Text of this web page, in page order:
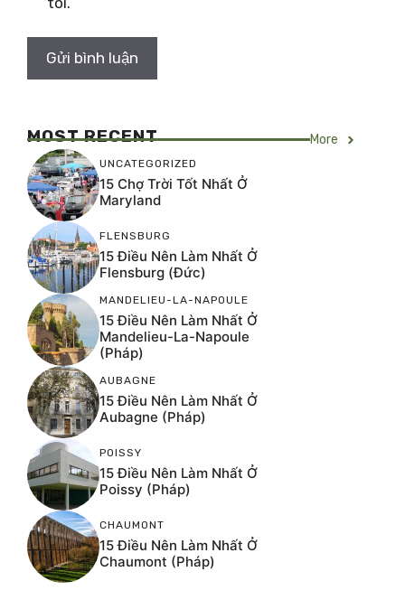
MOST RECENT More
UNCATEGORIZED
15 Chợ Trời Tốt Nhất Ở
Maryland
FLENSBURG
15 Điều Nên Làm Nhất Ở
Flensburg (Đức)
MANDELIEU-LA-NAPOULE
15 Điều Nên Làm Nhất Ở
Mandelieu-La-Napoule
(Pháp)
AUBAGNE
15 Điều Nên Làm Nhất Ở
Aubagne (Pháp)
POISSY
15 Điều Nên Làm Nhất Ở
Poissy (Pháp)
CHAUMONT
15 Điều Nên Làm Nhất Ở
Chaumont (Pháp)